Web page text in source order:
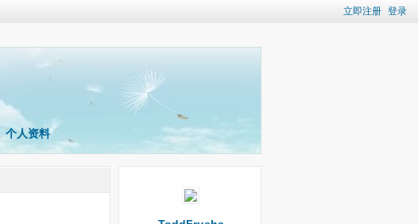
立即注册 登录
个人资料